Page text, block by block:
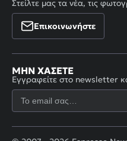
Στείλτε μας τα νέα, τις
Επικοινωνήστε
ΜΗΝ ΧΆΣΕΤΕ
Εγγραφείτε στο newsletter